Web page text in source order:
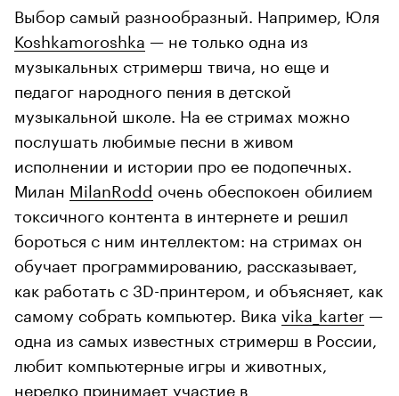
Выбор самый разнообразный. Например, Юля
Koshkamoroshka — не только одна из
музыкальных стримерш твича, но еще и
педагог народного пения в детской
музыкальной школе. На ее стримах можно
послушать любимые песни в живом
исполнении и истории про ее подопечных.
Милан MilanRodd очень обеспокоен обилием
токсичного контента в интернете и решил
бороться с ним интеллектом: на стримах он
обучает программированию, рассказывает,
как работать с 3D-принтером, и объясняет, как
самому собрать компьютер. Вика vika_karter —
одна из самых известных стримерш в России,
любит компьютерные игры и животных,
нередко принимает участие в